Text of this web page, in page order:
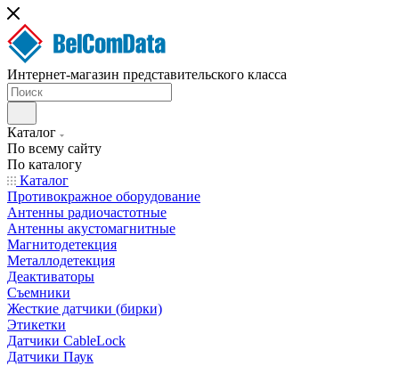
Интернет-магазин представительского класса
Каталог
По всему сайту
По каталогу
Каталог
Противокражное оборудование
Антенны радиочастотные
Антенны акустомагнитные
Магнитодетекция
Металлодетекция
Деактиваторы
Съемники
Жесткие датчики (бирки)
Этикетки
Датчики CableLock
Датчики Паук